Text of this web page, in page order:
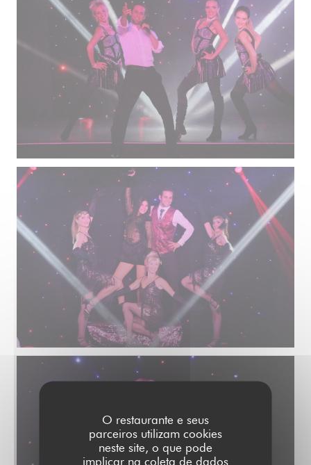
O restaurante e seus
parceiros utilizam cookies
neste site, o que pode
implicar na coleta de dados